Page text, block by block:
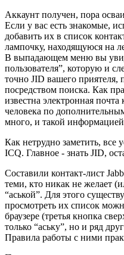
Аккаунт получен, пора
Если у вас есть знакомые,
добавить их в список
лампочку, находящуюся на
В выпадающем меню вы
пользователя”, которую и
точно JID вашего приятеля,
посредством поиска. Как
известна электронная
человека по
много, и такой
Как нетрудно заметить, все
ICQ. Главное - знать JID,
Составили контакт-лист
теми, кто никак не желает
“аськой”. Для этого
просмотреть их список
браузере (третья кнопка
только “аську”, но и ряд
Правила работы с ними